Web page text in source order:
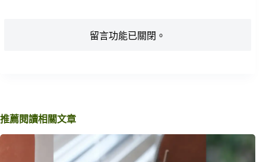
留言功能已關閉。
推薦閱讀相關文章